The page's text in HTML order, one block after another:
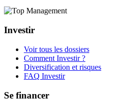
Investir
Voir tous les dossiers
Comment Investir ?
Diversification et risques
FAQ Investir
Se financer